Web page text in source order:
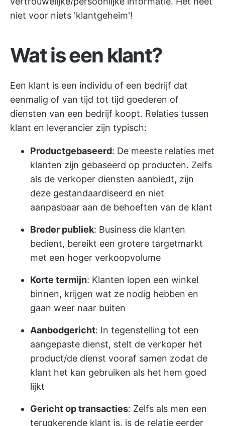
niet voor niets 'klantgeheim'!
Wat is een klant?
Een klant is een individu of een bedrijf dat
eenmalig of van tijd tot tijd goederen of
diensten van een bedrijf koopt. Relaties tussen
klant en leverancier zijn typisch:
Productgebaseerd: De meeste relaties met
klanten zijn gebaseerd op producten. Zelfs
als de verkoper diensten aanbiedt, zijn
deze gestandaardiseerd en niet
aanpasbaar aan de behoeften van de klant
Breder publiek: Business die klanten
bedient, bereikt een grotere targetmarkt
met een hoger verkoopvolume
Korte termijn: Klanten lopen een winkel
binnen, krijgen wat ze nodig hebben en
gaan weer naar buiten
Aanbodgericht: In tegenstelling tot een
aangepaste dienst, stelt de verkoper het
product/de dienst vooraf samen zodat de
klant het kan gebruiken als het hem goed
lijkt
Gericht op transacties: Zelfs als men een
terugkerende klant is, is de relatie eerder